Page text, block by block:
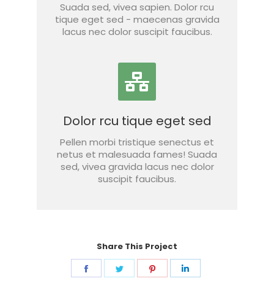
Suada sed, vivea sapien. Dolor rcu
tique eget sed - maecenas gravida
lacus nec dolor suscipit faucibus.
Dolor rcu tique eget sed
Pellen morbi tristique senectus et
netus et malesuada fames! Suada
sed, vivea gravida lacus nec dolor
suscipit faucibus.
Share This Project